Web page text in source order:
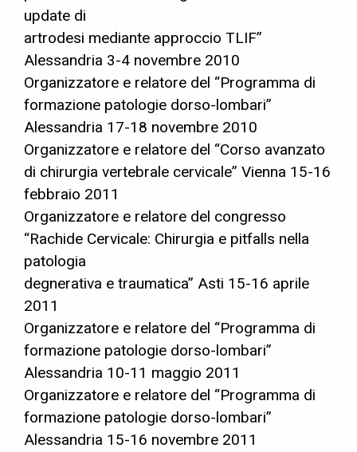
update di
artrodesi mediante approccio TLIF”
Alessandria 3-4 novembre 2010
Organizzatore e relatore del “Programma di
formazione patologie dorso-lombari”
Alessandria 17-18 novembre 2010
Organizzatore e relatore del “Corso avanzato
di chirurgia vertebrale cervicale” Vienna 15-16
febbraio 2011
Organizzatore e relatore del congresso
“Rachide Cervicale: Chirurgia e pitfalls nella
patologia
degnerativa e traumatica” Asti 15-16 aprile
2011
Organizzatore e relatore del “Programma di
formazione patologie dorso-lombari”
Alessandria 10-11 maggio 2011
Organizzatore e relatore del “Programma di
formazione patologie dorso-lombari”
Alessandria 15-16 novembre 2011